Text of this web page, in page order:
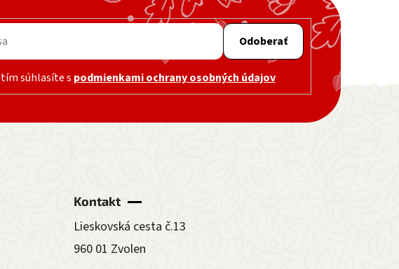
Odoberať
súhlasíte s podmienkami ochrany osobných údajov
Kontakt
Lieskovská cesta č.13
960 01 Zvolen